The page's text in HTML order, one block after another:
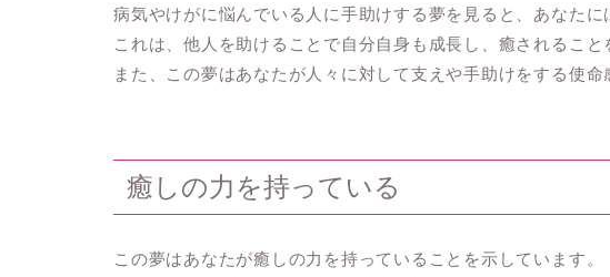
病気やけがに悩んでいる人に手助けする夢を見ると、あなたに
これは、他人を助けることで自分自身も成長し、癒されること
また、この夢はあなたが人々に対して支えや手助けをする使命
癒しの力を持っている
この夢はあなたが癒しの力を持っていることを示しています。